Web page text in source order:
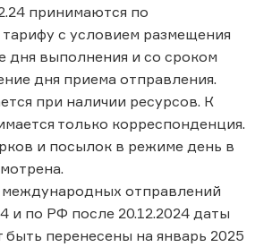
принимаются по
с условием размещения
дня выполнения и со сроком
дня приема отправления.
при наличии ресурсов. К
только корреспонденция.
и посылок в режиме день в
отправлений
и по РФ после 20.12.2024 даты
быть перенесены на январь 2025